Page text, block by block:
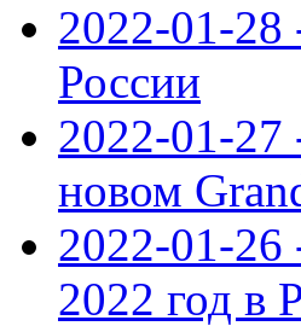
2022-01-28
России
2022-01-27
новом
2022-01-26
2022 год в